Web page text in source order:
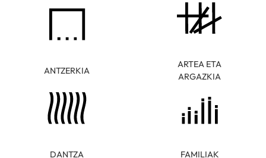
ANTZERKIA
ARTEA ETA
ARGAZKIA
DANTZA FAMILIAK